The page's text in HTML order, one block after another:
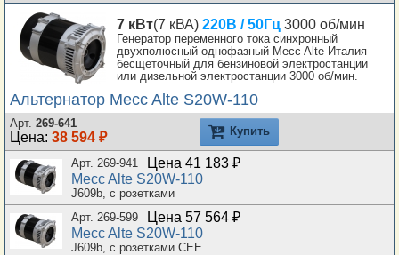
7 кВт(7 кВА) 220В / 50Гц 3000 об/мин
Генератор переменного тока синхронный
двухполюсный однофазный Mecc Alte Италия
бесщеточный для бензиновой электростанции
или дизельной электростанции 3000 об/мин.
Альтернатор Mecc Alte S20W-110
Арт. 269-641
Цена: 38 594 ₽ Купить
Арт. 269-941
Цена 41 183 ₽
Mecc Alte S20W-110
J609b, с розетками
Арт. 269-599
Цена 57 564 ₽
Mecc Alte S20W-110
J609b, с розетками CEE